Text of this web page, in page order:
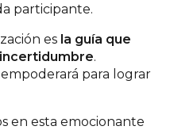
participante.
es la guía que
.
para lograr
en esta emocionante